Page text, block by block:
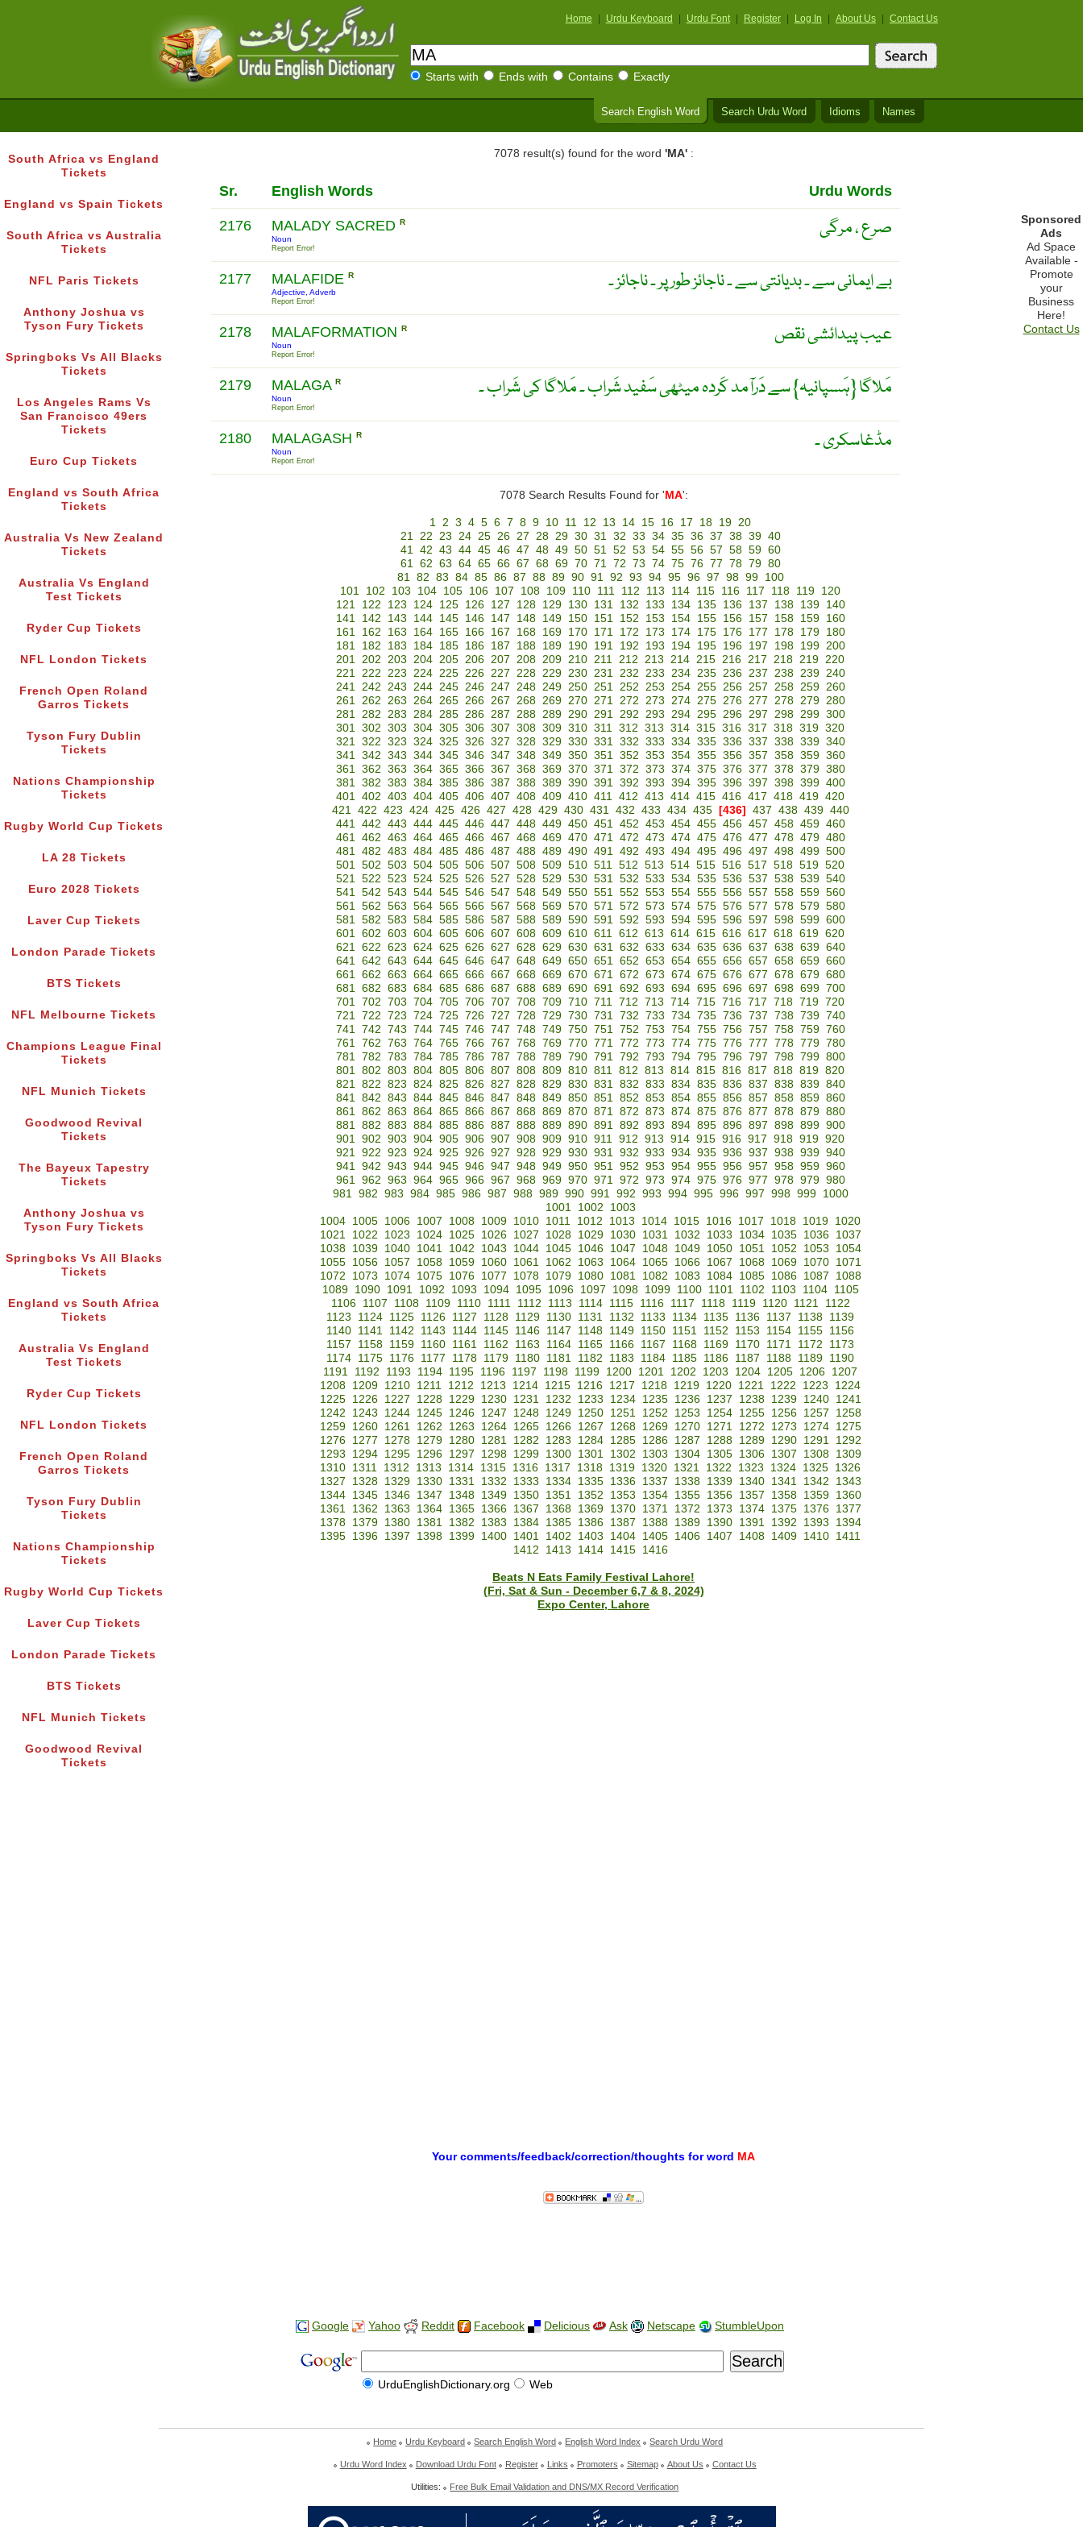
Home Urdu Keyboard Urdu Font Register Log In About Us Contact Us
Starts with Ends with Contains Exactly
Search English Word Search Urdu Word Idioms Names
South Africa vs England
Tickets
England vs Spain Tickets
South Africa vs Australia
Tickets
NFL Paris Tickets
Anthony Joshua vs
Tyson Fury Tickets
Springboks Vs All Blacks
Tickets
Los Angeles Rams Vs
San Francisco 49ers
Tickets
Euro Cup Tickets
England vs South Africa
Tickets
Australia Vs New Zealand
Tickets
Australia Vs England
Test Tickets
Ryder Cup Tickets
NFL London Tickets
French Open Roland
Garros Tickets
Tyson Fury Dublin
Tickets
Nations Championship
Tickets
Rugby World Cup Tickets
LA 28 Tickets
Euro 2028 Tickets
Laver Cup Tickets
London Parade Tickets
BTS Tickets
NFL Melbourne Tickets
Champions League Final
Tickets
NFL Munich Tickets
Goodwood Revival
Tickets
The Bayeux Tapestry
Tickets
Anthony Joshua vs
Tyson Fury Tickets
Springboks Vs All Blacks
Tickets
England vs South Africa
Tickets
Australia Vs England
Test Tickets
Ryder Cup Tickets
NFL London Tickets
French Open Roland
Garros Tickets
Tyson Fury Dublin
Tickets
Nations Championship
Tickets
Rugby World Cup Tickets
Laver Cup Tickets
London Parade Tickets
BTS Tickets
NFL Munich Tickets
Goodwood Revival
Tickets
7078 result(s) found for the word 'MA':
Sr. English Words Urdu Words
2176 MALADY SACRED R
Noun
Report Error!
صرع ، مرگی
2177 MALAFIDE R
Adjective, Adverb
Report Error!
بے ایمانی سے ۔ بدیانتی سے ۔ ناجائز طور پر ۔ ناجائز ۔
2178 MALAFORMATION R
Noun
Report Error!
عیب پیدائشی نقص
2179 MALAGA R
Noun
Report Error!
مَلاگا {ہَسپانیہ} سے دَرآمد کَردہ میٹھی سَفید شَراب ۔ مَلاگا کی شَراب ۔
2180 MALAGASH R
Noun
Report Error!
مڈغاسکری ۔
7078 Search Results Found for ' MA':
1 2 3 4 5 6 7 8 9 10 11 12 13 14 15 16 17 18 19 20
21 22 23 24 25 26 27 28 29 30 31 32 33 34 35 36 37 38 39 40
41 42 43 44 45 46 47 48 49 50 51 52 53 54 55 56 57 58 59 60
61 62 63 64 65 66 67 68 69 70 71 72 73 74 75 76 77 78 79 80
81 82 83 84 85 86 87 88 89 90 91 92 93 94 95 96 97 98 99
100
101 102 103 104 105 106 107 108 109 110 111 112 113 114 115 116 117 118 119 120
121
122 123 124 125 126 127 128 129 130 131 132 133 134 135 136 137 138 139
140
141
142 143 144 145 146 147 148 149 150 151 152 153 154 155 156 157 158 159
160
161
162 163 164 165 166 167 168 169 170 171 172 173 174 175 176 177 178 179
180
181
182 183 184 185 186 187 188 189 190 191 192 193 194 195 196 197 198 199 200
201 202 203 204 205 206 207 208 209 210 211 212 213 214 215 216 217 218 219 220
221 222 223 224 225 226 227 228 229 230 231 232 233 234 235 236 237 238 239 240
241 242 243 244 245 246 247 248 249 250 251 252 253 254 255 256 257 258 259 260
261 262 263 264 265 266 267 268 269 270 271 272 273 274 275 276 277 278 279 280
281 282 283 284 285 286 287 288 289 290 291 292 293 294 295 296 297 298 299 300
301 302 303 304 305 306 307 308 309 310 311 312 313 314 315 316 317 318 319 320
321 322 323 324 325 326 327 328 329 330 331 332 333 334 335 336 337 338 339 340
341 342 343 344 345 346 347 348 349 350 351 352 353 354 355 356 357 358 359 360
361 362 363 364 365 366 367 368 369 370 371 372 373 374 375 376 377 378 379 380
381 382 383 384 385 386 387 388 389 390 391 392 393 394 395 396 397 398 399 400
401 402 403 404 405 406 407 408 409 410 411 412 413 414 415 416 417 418 419 420
421 422 423 424 425 426 427 428 429 430 431 432 433 434 435 [436] 437 438 439 440
441 442 443 444 445 446 447 448 449 450 451 452 453 454 455 456 457 458 459 460
461 462 463 464 465 466 467 468 469 470 471 472 473 474 475 476 477 478 479 480
481 482 483 484 485 486 487 488 489 490 491 492 493 494 495 496 497 498 499 500
501 502 503 504 505 506 507 508 509 510 511 512 513 514 515 516 517 518 519 520
521 522 523 524 525 526 527 528 529 530 531 532 533 534 535 536 537 538 539 540
541 542 543 544 545 546 547 548 549 550 551 552 553 554 555 556 557 558 559 560
561 562 563 564 565 566 567 568 569 570 571 572 573 574 575 576 577 578 579 580
581 582 583 584 585 586 587 588 589 590 591 592 593 594 595 596 597 598 599 600
601 602 603 604 605 606 607 608 609 610 611 612 613 614 615 616 617 618 619 620
621 622 623 624 625 626 627 628 629 630 631 632 633 634 635 636 637 638 639 640
641 642 643 644 645 646 647 648 649 650 651 652 653 654 655 656 657 658 659 660
661 662 663 664 665 666 667 668 669 670 671 672 673 674 675 676 677 678 679 680
681 682 683 684 685 686 687 688 689 690 691 692 693 694 695 696 697 698 699 700
701 702 703 704 705 706 707 708 709 710 711 712 713 714 715 716 717 718 719 720
721 722 723 724 725 726 727 728 729 730 731 732 733 734 735 736 737 738 739 740
741 742 743 744 745 746 747 748 749 750 751 752 753 754 755 756 757 758 759 760
761 762 763 764 765 766 767 768 769 770 771 772 773 774 775 776 777 778 779 780
781 782 783 784 785 786 787 788 789 790 791 792 793 794 795 796 797 798 799 800
801 802 803 804 805 806 807 808 809 810 811 812 813 814 815 816 817 818 819 820
821 822 823 824 825 826 827 828 829 830 831 832 833 834 835 836 837 838 839 840
841 842 843 844 845 846 847 848 849 850 851 852 853 854 855 856 857 858 859 860
861 862 863 864 865 866 867 868 869 870 871 872 873 874 875 876 877 878 879 880
881 882 883 884 885 886 887 888 889 890 891 892 893 894 895 896 897 898 899 900
901 902 903 904 905 906 907 908 909 910 911 912 913 914 915 916 917 918 919 920
921 922 923 924 925 926 927 928 929 930 931 932 933 934 935 936 937 938 939 940
941 942 943 944 945 946 947 948 949 950 951 952 953 954 955 956 957 958 959 960
961 962 963 964 965 966 967 968 969 970 971 972 973 974 975 976 977 978 979 980
981 982 983 984 985 986 987 988 989 990 991 992 993 994 995 996 997 998 999
1000
1001
1002
1003
1004 1005 1006 1007 1008 1009 1010 1011 1012 1013 1014 1015 1016 1017 1018 1019 1020
1021
1022 1023 1024 1025 1026 1027 1028 1029 1030 1031 1032 1033 1034 1035 1036
1037
1038
1039 1040 1041 1042 1043 1044 1045 1046 1047 1048 1049 1050 1051 1052 1053
1054
1055
1056 1057 1058 1059 1060 1061 1062 1063 1064 1065 1066 1067 1068 1069 1070
1071
1072
1073 1074 1075 1076 1077 1078 1079 1080 1081 1082 1083 1084 1085 1086 1087
1088
1089
1090 1091 1092 1093 1094 1095 1096 1097 1098 1099 1100 1101 1102 1103 1104
1105
1106
1107 1108 1109 1110 1111 1112 1113 1114 1115 1116 1117 1118 1119 1120 1121
1122
1123
1124 1125 1126 1127 1128 1129 1130 1131 1132 1133 1134 1135 1136 1137 1138 1139
1140 1141 1142 1143 1144 1145 1146 1147 1148 1149 1150 1151 1152 1153 1154 1155 1156
1157
1158 1159 1160 1161 1162 1163 1164 1165 1166 1167 1168 1169 1170 1171 1172
1173
1174 1175 1176 1177 1178 1179 1180 1181 1182 1183 1184 1185 1186 1187 1188 1189 1190
1191 1192 1193 1194 1195 1196 1197 1198 1199 1200 1201 1202 1203 1204 1205 1206 1207
1208 1209 1210 1211 1212 1213 1214 1215 1216 1217 1218 1219 1220 1221 1222 1223
1224
1225
1226 1227 1228 1229 1230 1231 1232 1233 1234 1235 1236 1237 1238 1239 1240
1241
1242
1243 1244 1245 1246 1247 1248 1249 1250 1251 1252 1253 1254 1255 1256 1257
1258
1259
1260 1261 1262 1263 1264 1265 1266 1267 1268 1269 1270 1271 1272 1273 1274
1275
1276
1277 1278 1279 1280 1281 1282 1283 1284 1285 1286 1287 1288 1289 1290 1291
1292
1293
1294 1295 1296 1297 1298 1299 1300 1301 1302 1303 1304 1305 1306 1307 1308
1309
1310 1311 1312 1313 1314 1315 1316 1317 1318 1319 1320 1321 1322 1323 1324 1325 1326
1327
1328 1329 1330 1331 1332 1333 1334 1335 1336 1337 1338 1339 1340 1341 1342
1343
1344
1345 1346 1347 1348 1349 1350 1351 1352 1353 1354 1355 1356 1357 1358 1359
1360
1361
1362 1363 1364 1365 1366 1367 1368 1369 1370 1371 1372 1373 1374 1375 1376
1377
1378
1379 1380 1381 1382 1383 1384 1385 1386 1387 1388 1389 1390 1391 1392 1393
1394
1395 1396 1397 1398 1399 1400 1401 1402 1403 1404 1405 1406 1407 1408 1409 1410 1411
1412
1413 1414 1415 1416
Beats N Eats Family Festival Lahore!
(Fri, Sat & Sun - December 6,7 & 8, 2024)
Expo Center, Lahore
Your comments/feedback/correction/thoughts for word MA
Sponsored
Ads
Ad Space
Available -
Promote
your
Business
Here!
Contact Us
Google Yahoo Reddit Facebook Delicious Ask Netscape StumbleUpon
UrduEnglishDictionary.org Web
Home Urdu Keyboard Search English Word English Word Index Search Urdu Word
Urdu Word Index Download Urdu Font Register Links Promoters Sitemap About Us Contact Us
Utilities: Free Bulk Email Validation and DNS/MX Record Verification